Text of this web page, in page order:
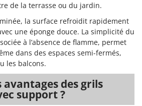
pression
moquettes et tapisseries
et Secoueurs à olives
tracteur
de la terrasse ou du jardin.
la surface refroidit rapidement
une éponge douce. La simplicité du
à l’absence de flamme, permet
dans des espaces semi-fermés,
les balcons.
avantages des grils
support ?